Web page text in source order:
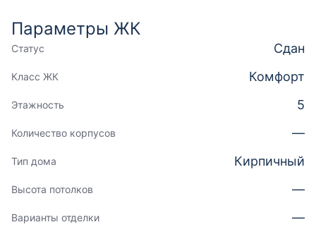
Параметры ЖК
Статус Сдан
Класс ЖК Комфорт
Этажность 5
Количество корпусов —
Тип дома Кирпичный
Высота потолков —
Варианты отделки —